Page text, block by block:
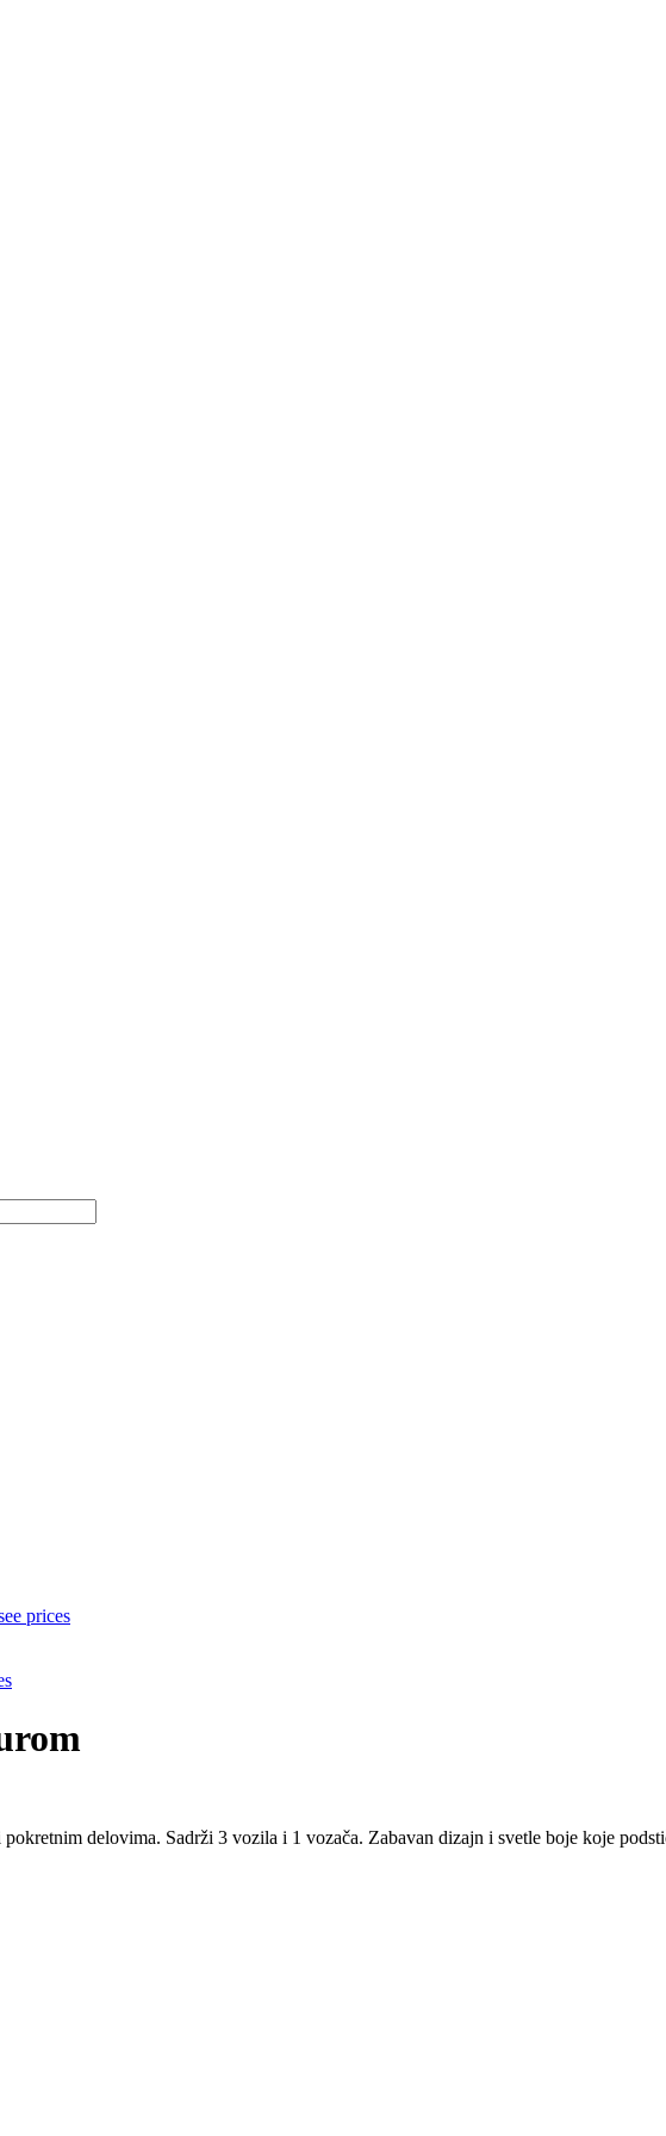
prices
delovima. Sadrži 3 vozila i 1 vozača. Zabavan dizajn i svetle boje koje